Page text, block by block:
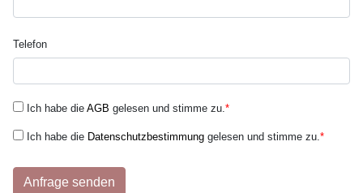
Telefon
Ich habe die AGB gelesen und stimme zu.*
Ich habe die Datenschutzbestimmung gelesen und stimme zu.*
Anfrage senden